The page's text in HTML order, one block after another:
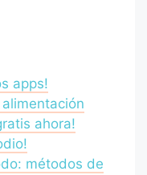
apps!
ahora!
métodos de